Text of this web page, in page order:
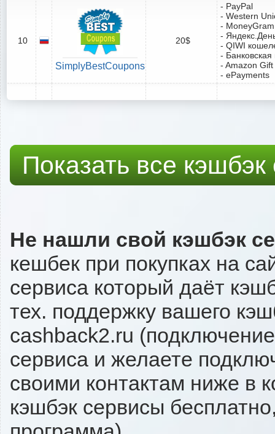
10
SimplyBestCoupons
20$
- PayPal
- Western
- MoneyGram
-
- QIWI
-
- Amazon
- ePayments
Показать все
Не нашли свой кэшбэк
кешбек при покупках на
сервиса который даёт
тех. поддержку вашего
cashback2.ru
сервиса и желаете
своими контактам ниже в
кэшбэк сервисы